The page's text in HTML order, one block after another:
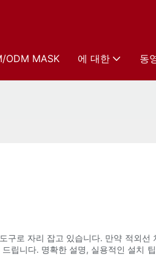
ODM MASK 에 대한 동
로 자리 잡고 있습니다. 만약 적외선
립니다. 명확한 설명, 실용적인 설치